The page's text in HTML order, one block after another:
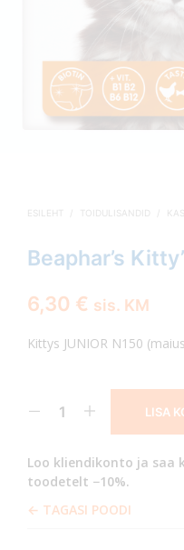
ESILEHT TOIDULISANDID KASS
Beaphar’s
6,30 € sis. KM
Kittys JUNIOR N150
LISA
Loo kliendikonto ja saa
toodetelt −10%.
← TAGASI POODI